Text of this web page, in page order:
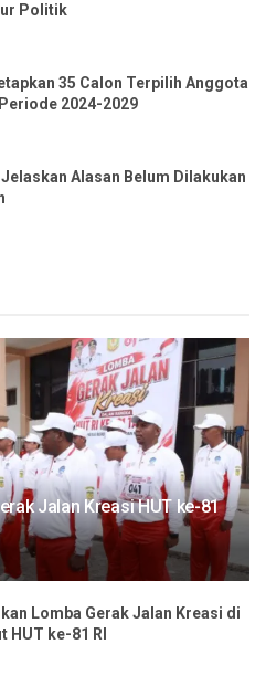
Politik
35 Calon Terpilih Anggota
2024-2029
Alasan Belum Dilakukan
Jalan Kreasi HUT ke-81
Lomba Gerak Jalan Kreasi di
HUT ke-81 RI